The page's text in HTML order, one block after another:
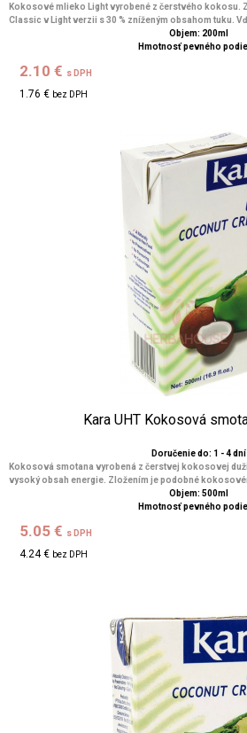
Kokosové mlieko Light vyrobené z čerstvého kokosu.
Classic v Light verzii s 30 % zníženým obsahom tuku.
Objem: 200ml
Hmotnosť pevného
2.10 € s DPH
1.76 € bez DPH
Kara UHT Kokosová
Doručenie do: 1 - 4 dní
Kokosová smotana vyrobená z čerstvej kokosovej
vysoký obsah energie. Zložením je podobné
Objem: 500ml
Hmotnosť pevného
5.05 € s DPH
4.24 € bez DPH